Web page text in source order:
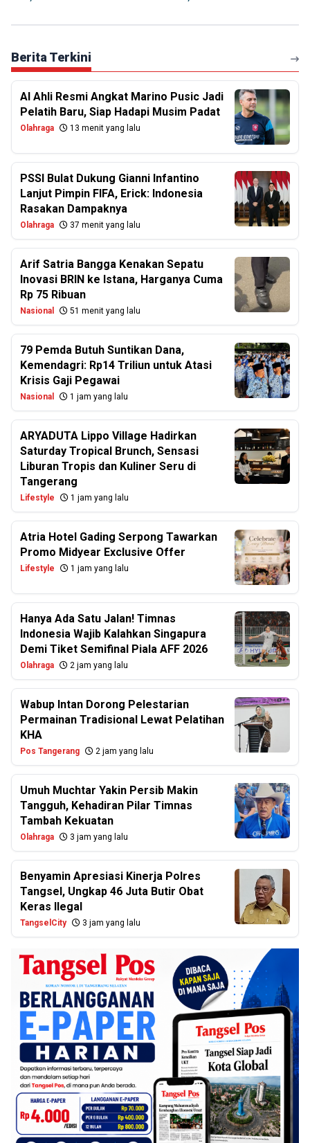
Berita Terkini
Al Ahli Resmi Angkat Marino Pusic Jadi
Pelatih Baru, Siap Hadapi Musim Padat
Olahraga 13 menit yang lalu
PSSI Bulat Dukung Gianni Infantino
Lanjut Pimpin FIFA, Erick: Indonesia
Rasakan Dampaknya
Olahraga 37 menit yang lalu
Arif Satria Bangga Kenakan Sepatu
Inovasi BRIN ke Istana, Harganya Cuma
Rp 75 Ribuan
Nasional 51 menit yang lalu
79 Pemda Butuh Suntikan Dana,
Kemendagri: Rp14 Triliun untuk Atasi
Krisis Gaji Pegawai
Nasional 1 jam yang lalu
ARYADUTA Lippo Village Hadirkan
Saturday Tropical Brunch, Sensasi
Liburan Tropis dan Kuliner Seru di
Tangerang
Lifestyle 1 jam yang lalu
Atria Hotel Gading Serpong Tawarkan
Promo Midyear Exclusive Offer
Lifestyle 1 jam yang lalu
Hanya Ada Satu Jalan! Timnas
Indonesia Wajib Kalahkan Singapura
Demi Tiket Semifinal Piala AFF 2026
Olahraga 2 jam yang lalu
Wabup Intan Dorong Pelestarian
Permainan Tradisional Lewat Pelatihan
KHA
Pos Tangerang 2 jam yang lalu
Umuh Muchtar Yakin Persib Makin
Tangguh, Kehadiran Pilar Timnas
Tambah Kekuatan
Olahraga 3 jam yang lalu
Benyamin Apresiasi Kinerja Polres
Tangsel, Ungkap 46 Juta Butir Obat
Keras Ilegal
TangselCity 3 jam yang lalu